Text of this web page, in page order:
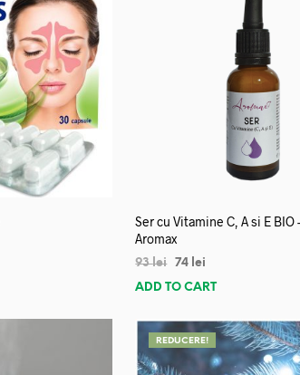
Ser cu Vitamine C, A si E BIO
Aromax
93lei 74 lei
ADD TO CART
REDUCERE!